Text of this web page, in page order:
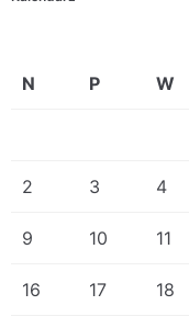
N
P W
2 3 4
9 10 11
16 17 18